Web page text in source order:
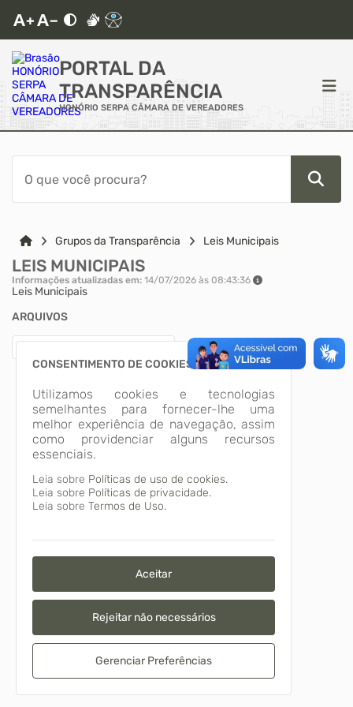
PORTAL DA
TRANSPARÊNCIA
HONÓRIO SERPA CÂMARA DE VEREADORES
ACESSO RÁPIDO
Acessibilidade
Cidadão
Autoatendimento
Mapa do Site
Grupos da Transparência Leis Municipais
LEIS MUNICIPAIS
Informações atualizadas em: 14/07/2026 às 08:43:36
Leis Municipais
ARQUIVOS
CONSENTIMENTO DE COOKIES
Utilizamos cookies e tecnologias
semelhantes para fornecer-lhe uma
melhor experiência de navegação, assim
como providenciar alguns recursos
essenciais.
Leia sobre Políticas de uso de cookies.
Leia sobre Políticas de privacidade.
Leia sobre Termos de Uso.
Aceitar
Rejeitar não necessários
Gerenciar Preferências